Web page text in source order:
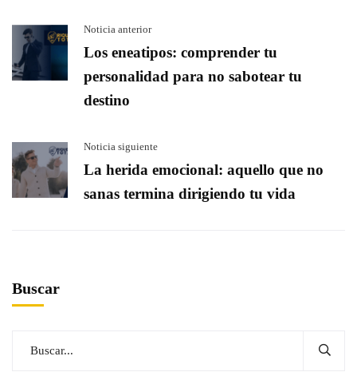
Noticia anterior
Los eneatipos: comprender tu
personalidad para no sabotear tu
destino
Noticia siguiente
La herida emocional: aquello que no
sanas termina dirigiendo tu vida
Buscar